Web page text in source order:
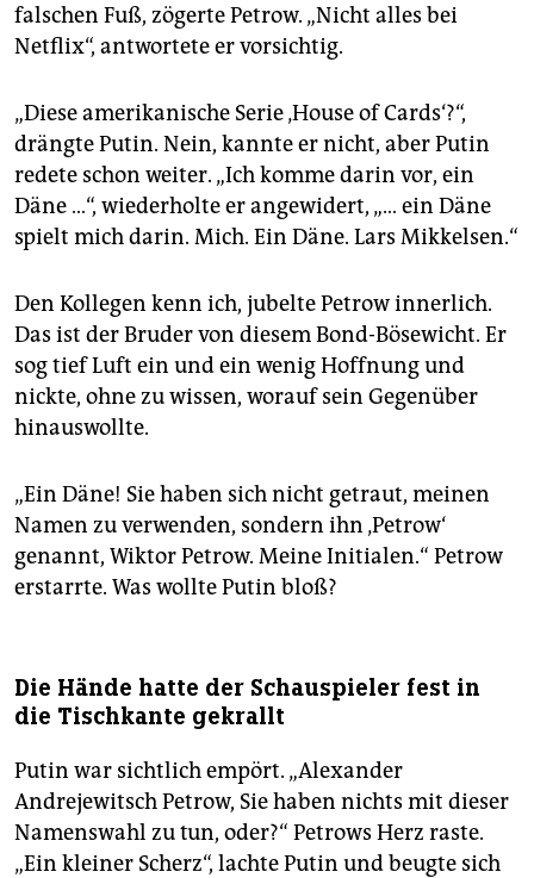
falschen Fuß, zögerte Petrow. „Nicht alles bei
Netflix“, antwortete er vorsichtig.
„Diese amerikanische Serie ‚House of Cards‘?“,
drängte Putin. Nein, kannte er nicht, aber Putin
redete schon weiter. „Ich komme darin vor, ein
Däne …“, wiederholte er angewidert, „… ein Däne
spielt mich darin. Mich. Ein Däne. Lars Mikkelsen.“
Den Kollegen kenn ich, jubelte Petrow innerlich.
Das ist der Bruder von diesem Bond-Bösewicht. Er
sog tief Luft ein und ein wenig Hoffnung und
nickte, ohne zu wissen, worauf sein Gegenüber
hinauswollte.
„Ein Däne! Sie haben sich nicht getraut, meinen
Namen zu verwenden, sondern ihn ‚Petrow‘
genannt, Wiktor Petrow. Meine Initialen.“ Petrow
erstarrte. Was wollte Putin bloß?
Die Hände hatte der Schauspieler fest in
die Tischkante gekrallt
Putin war sichtlich empört. „Alexander
Andrejewitsch Petrow, Sie haben nichts mit dieser
Namenswahl zu tun, oder?“ Petrows Herz raste.
„Ein kleiner Scherz“, lachte Putin und beugte sich